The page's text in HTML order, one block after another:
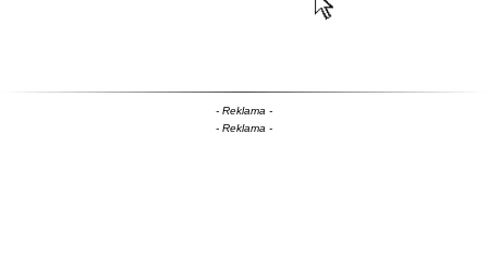
- Reklama -
- Reklama -